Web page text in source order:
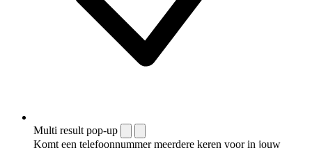
Multi result pop-up
Komt een telefoonnummer meerdere keren voor in jouw